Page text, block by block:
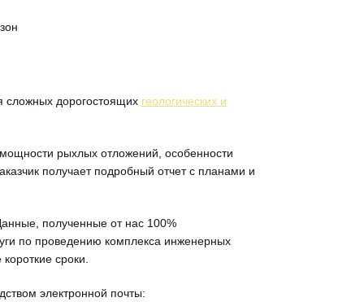
сложных дорогостоящих геологических и
рыхлых отложений, особенности
получает подробный отчет с планами и
полученные от нас 100%
по проведению комплекса инженерных
сроки.
электронной почты: